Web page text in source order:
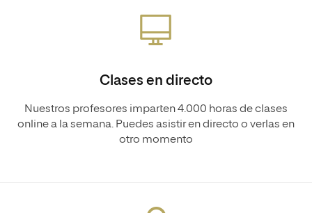
Clases en directo
Nuestros profesores imparten 4.000 horas de clases
online a la semana. Puedes asistir en directo o verlas en
otro momento